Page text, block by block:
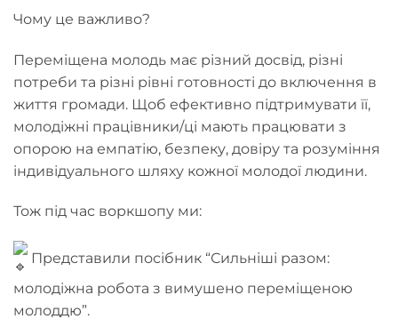
Чому це важливо?
Переміщена молодь має різний досвід, різні
потреби та різні рівні готовності до включення в
життя громади. Щоб ефективно підтримувати її,
молодіжні працівники/ці мають працювати з
опорою на емпатію, безпеку, довіру та розуміння
індивідуального шляху кожної молодої людини.
Тож під час воркшопу ми:
Представили посібник “Сильніші разом:
молодіжна робота з вимушено переміщеною
молоддю”.